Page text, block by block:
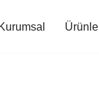
Kurumsal